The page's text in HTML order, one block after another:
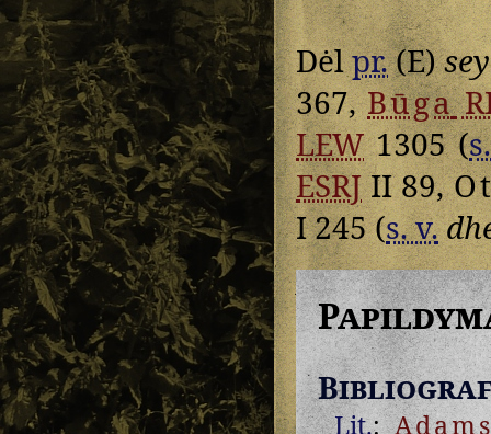
Dėlpr.(E)
367,Būga
LEW1305 (
ESRJII 89,
I 245 (s. v.
Lit.: